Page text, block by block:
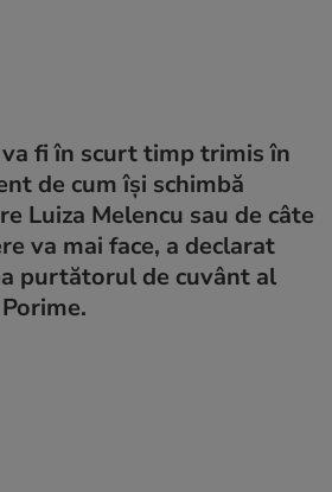
fi în scurt timp trimis în
de cum își schimbă
Luiza Melencu sau de câte
va mai face, a declarat
purtătorul de cuvânt al